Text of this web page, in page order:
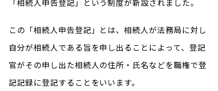
この「相続人申告登記」とは、相続人が法務局に対し
自分が相続人である旨を申し出ることによって、登記
官がその申し出た相続人の住所・氏名などを職権で登
記記録に登記することをいいます。